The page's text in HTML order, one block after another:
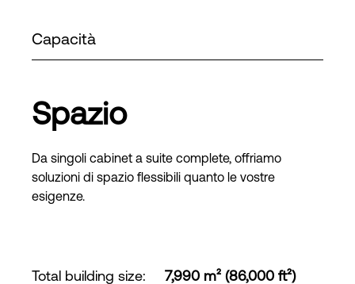
Capacità
Spazio
Da singoli cabinet a suite complete, offriamo
soluzioni di spazio flessibili quanto le vostre
esigenze.
Total building size: 7,990 m² (86,000 ft²)